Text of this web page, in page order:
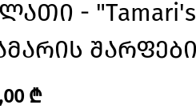
- "Tamari's
₾